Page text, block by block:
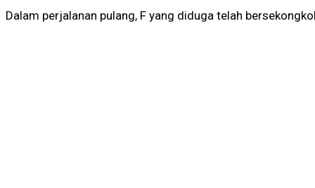
Dalam perjalanan pulang, F yang diduga telah